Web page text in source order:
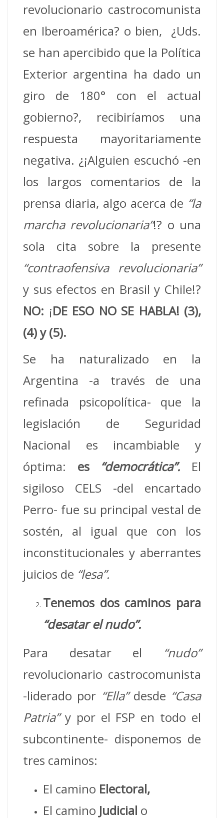
revolucionario castrocomunista
en Iberoamérica? o bien, ¿Uds.
se han apercibido que la Política
Exterior argentina ha dado un
giro de 180° con el actual
gobierno?, recibiríamos una
respuesta mayoritariamente
negativa. ¿¡Alguien escuchó -en
los largos comentarios de la
prensa diaria, algo acerca de “la
marcha revolucionaria”!? o una
sola cita sobre la presente
“contraofensiva revolucionaria”
y sus efectos en Brasil y Chile!?
NO: ¡DE ESO NO SE HABLA! (3),
(4) y (5).
Se ha naturalizado en la
Argentina -a través de una
refinada psicopolítica- que la
legislación de Seguridad
Nacional es incambiable y
óptima: es “democrática”. El
sigiloso CELS -del encartado
Perro- fue su principal vestal de
sostén, al igual que con los
inconstitucionales y aberrantes
juicios de “lesa”.
Tenemos dos caminos para
“desatar el nudo”.
Para desatar el “nudo”
revolucionario castrocomunista
-liderado por “Ella” desde “Casa
Patria”y por el FSP en todo el
subcontinente- disponemos de
tres caminos:
El camino Electoral,
El camino Judicial o